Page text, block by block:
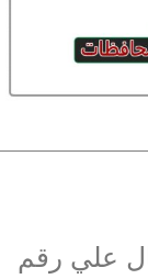
علي رقم